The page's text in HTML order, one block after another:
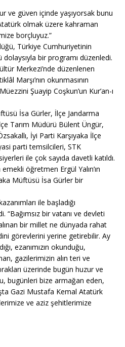
ve güven içinde yaşıyorsak bunu
olmak üzere kahraman
borçluyuz.”
Türkiye Cumhuriyetinin
bir programı düzenledi.
Merkezi’nde düzenlenen
Marşı’nın okunmasının
Şuayip Coşkun’un Kur’an-ı
İsa Gürler, İlçe Jandarma
Tarım Müdürü Bülent Üngür,
İyi Parti Karşıyaka İlçe
parti temsilcileri, STK
ile çok sayıda davetli katıldı.
öğretmen Ergül Yalın’ın
Müftüsü İsa Gürler bir
ile başladığı
“Bağımsız bir vatanı ve devleti
bir millet ne dünyada rahat
görevlerini yerine getirebilir. Ay
ezanımızın okunduğu,
gazilerimizin alın teri ve
üzerinde bugün huzur ve
bugünleri bize armağan eden,
Gazi Mustafa Kemal Atatürk
ve aziz şehitlerimize